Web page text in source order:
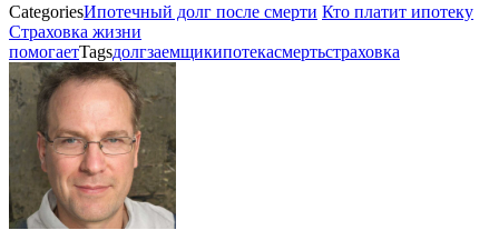
CategoriesИпотечный долг после смерти Кто платит ипотеку
Страховка жизни
помогаетTagsдолгзаемщикипотекасмертьстраховка